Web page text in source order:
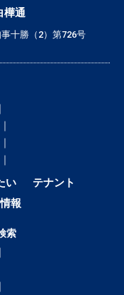
樺通
十勝（2）第726号
い
テナント
報
索